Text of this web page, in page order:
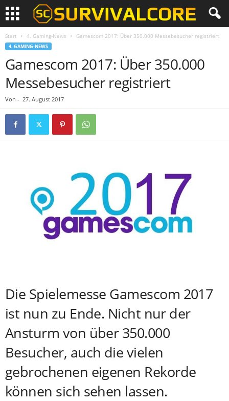
Start 4. Gaming-News Gamescom 2017: Über 350.000 Messebesucher registriert
4. GAMING-NEWS
Gamescom 2017: Über 350.000
Messebesucher registriert
Von - 27. August 2017
Die Spielemesse Gamescom 2017
ist nun zu Ende. Nicht nur der
Ansturm von über 350.000
Besucher, auch die vielen
gebrochenen eigenen Rekorde
können sich sehen lassen.